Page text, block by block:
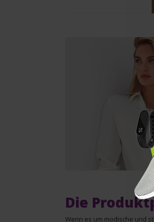
Die
Wenn es um modische und